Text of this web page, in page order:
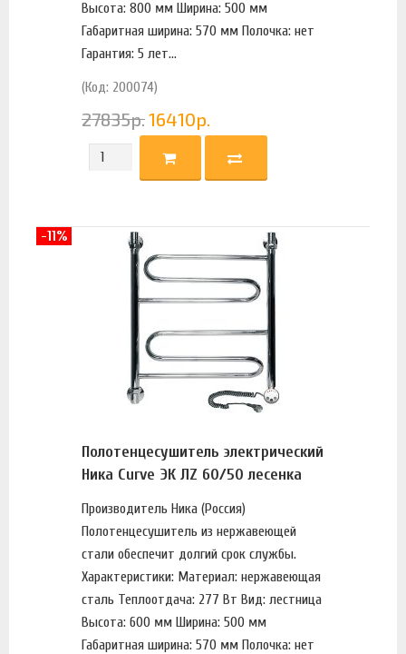
Высота: 800 мм Ширина: 500 мм
Габаритная ширина: 570 мм Полочка: нет
Гарантия: 5 лет...
(Код: 200074)
27835р.16410р.
Полотенцесушитель электрический
Ника Curve ЭК ЛZ 60/50 лесенка
Производитель Ника (Россия)
Полотенцесушитель из нержавеющей
стали обеспечит долгий срок службы.
Характеристики: Материал: нержавеющая
сталь Теплоотдача: 277 Вт Вид: лестница
Высота: 600 мм Ширина: 500 мм
Габаритная ширина: 570 мм Полочка: нет
-11%